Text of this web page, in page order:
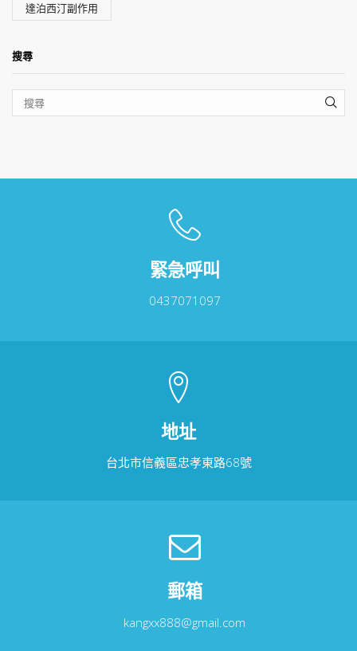
達泊西汀副作用
搜尋
緊急呼叫
0437071097
地址
台北市信義區忠孝東路68號
郵箱
kangxx888@gmail.com